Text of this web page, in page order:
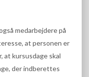
medarbejdere på
at personen er
at kursusdage skal
der indberettes